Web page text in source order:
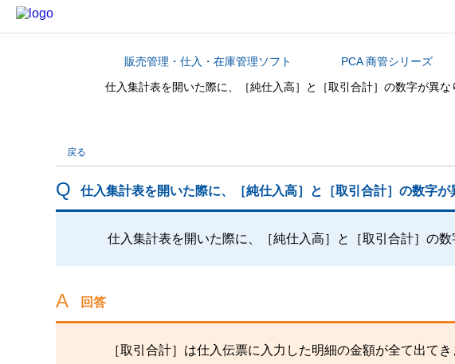
カテゴリから探す販売管理・仕入・在庫管理ソフト
PCA 商管シリーズ
仕入集計表を開いた際に、［純仕入高］と［取引合計］の数字が異な
戻る
仕入集計表を開いた際に、［純仕入高］と［取引合計］の数字が
仕入集計表を開いた際に、［純仕入高］と［取引合計］の数
回答
［取引合計］は仕入伝票に入力した明細の金額が全て出て